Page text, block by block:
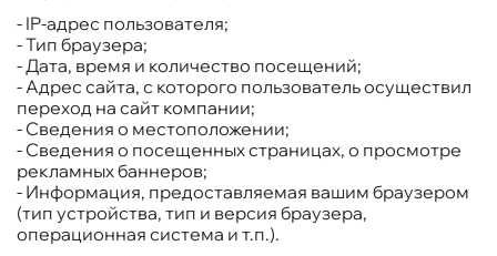
- IP-адрес пользователя;
- Тип браузера;
- Дата, время и количество посещений;
- Адрес сайта, с которого пользователь осуществил
переход на сайт компании;
- Сведения о местоположении;
- Сведения о посещенных страницах, о просмотре
рекламных баннеров;
- Информация, предоставляемая вашим браузером
(тип устройства, тип и версия браузера,
операционная система и т.п.).